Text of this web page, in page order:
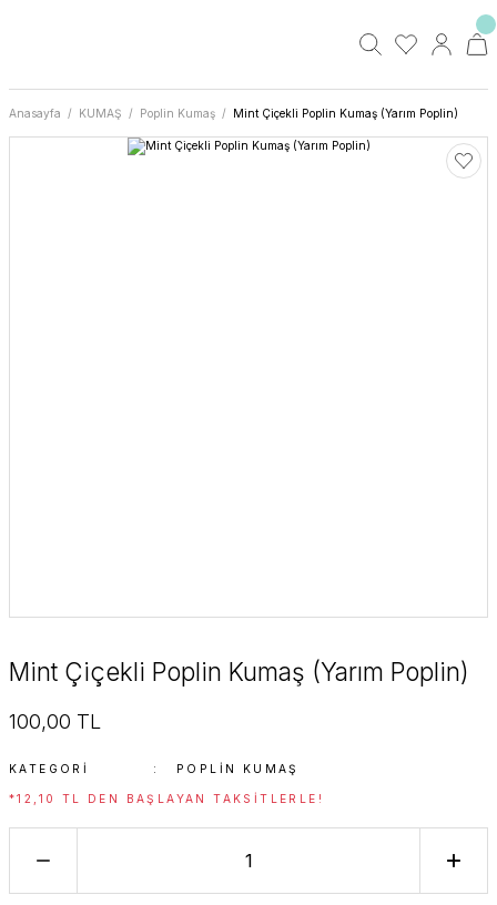
Anasayfa KUMAŞ Poplin Kumaş Mint Çiçekli Poplin Kumaş (Yarım Poplin)
Mint Çiçekli Poplin Kumaş (Yarım Poplin)
100,00 TL
KATEGORI POPLIN KUMAŞ
*12,10 TL DEN BAŞLAYAN TAKSITLERLE!